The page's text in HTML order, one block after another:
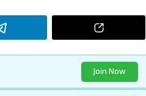
Join Now